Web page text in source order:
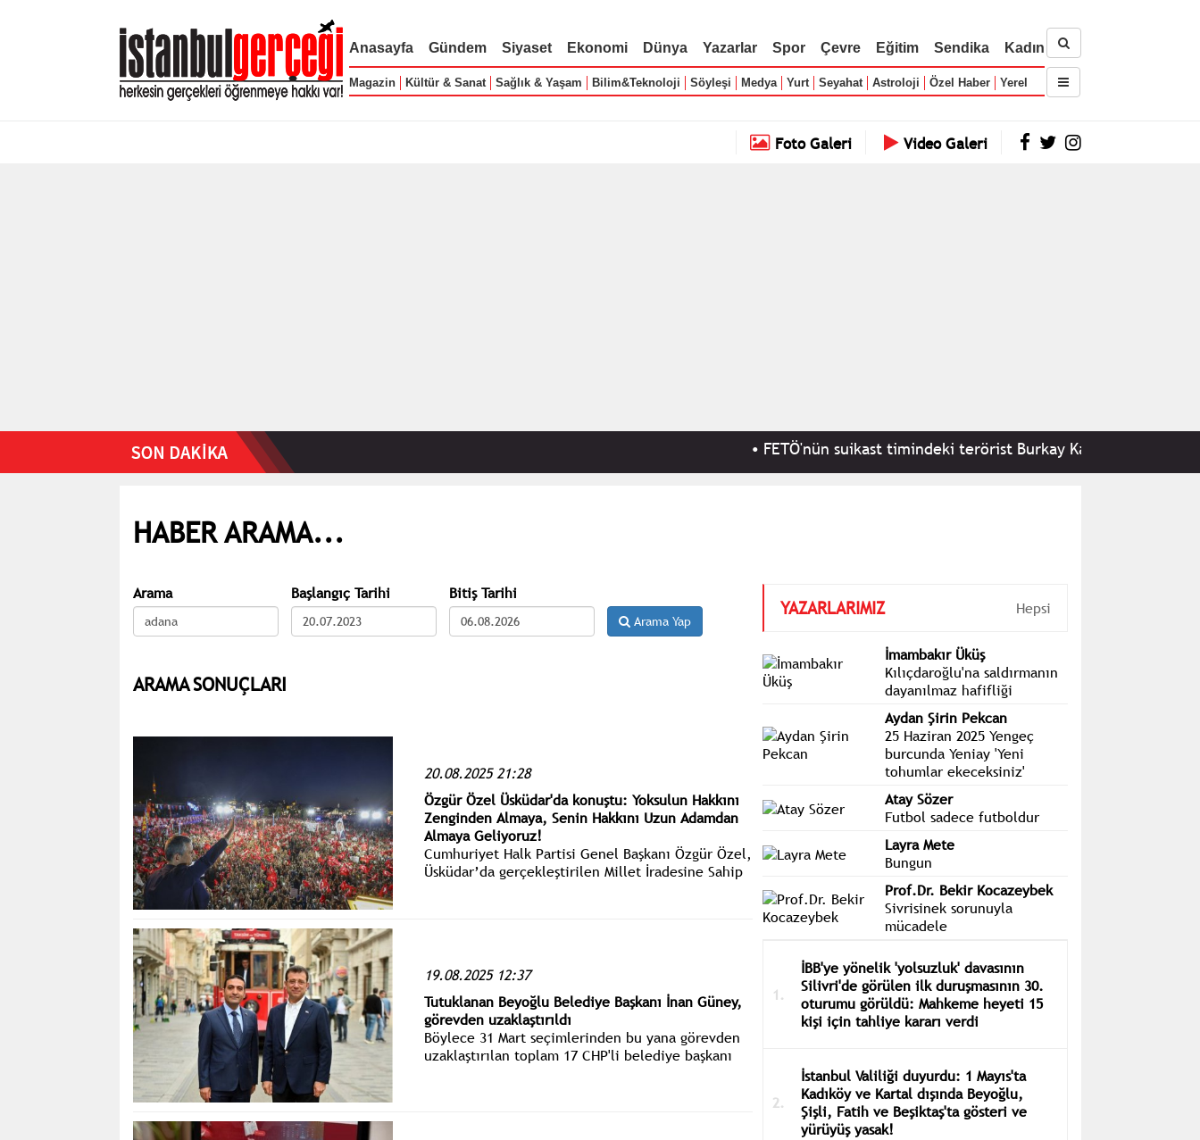
Anasayfa Gündem Siyaset Ekonomi Dünya Yazarlar Spor Çevre Eğitim Sendika Kadın
Magazin Kültür & Sanat Sağlık & Yaşam Bilim&Teknoloji Söyleşi Medya Yurt Seyahat Astroloji Özel Haber Yerel
Foto Galeri Video Galeri
FETÖ'nün suikast timindeki terörist Burkay Karatepe tutuklandı
HABER ARAMA...
Arama Başlangıç Tarihi Bitiş Tarihi
Arama Yap
ARAMA SONUÇLARI
20.08.2025 21:28
Özgür Özel Üsküdar'da konuştu: Yoksulun Hakkını
Zenginden Almaya, Senin Hakkını Uzun Adamdan
Almaya Geliyoruz!
Cumhuriyet Halk Partisi Genel Başkanı Özgür Özel,
Üsküdar’da gerçekleştirilen Millet İradesine Sahip
19.08.2025 12:37
Tutuklanan Beyoğlu Belediye Başkanı İnan Güney,
görevden uzaklaştırıldı
Böylece 31 Mart seçimlerinden bu yana görevden
uzaklaştırılan toplam 17 CHP'li belediye başkanı
YAZARLARIMIZ Hepsi
İmambakır Üküş
Kılıçdaroğlu'na saldırmanın
dayanılmaz hafifliği
Aydan Şirin Pekcan
25 Haziran 2025 Yengeç
burcunda Yeniay 'Yeni
tohumlar ekeceksiniz'
Atay Sözer
Futbol sadece futboldur
Layra Mete
Bungun
Prof.Dr. Bekir Kocazeybek
Sivrisinek sorunuyla
mücadele
İBB'ye yönelik 'yolsuzluk' davasının
Silivri'de görülen ilk duruşmasının 30.
oturumu görüldü: Mahkeme heyeti 15
kişi için tahliye kararı verdi
İstanbul Valiliği duyurdu: 1 Mayıs'ta
Kadıköy ve Kartal dışında Beyoğlu,
Şişli, Fatih ve Beşiktaş'ta gösteri ve
yürüyüş yasak!